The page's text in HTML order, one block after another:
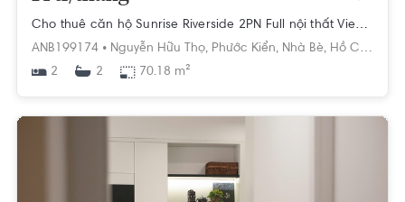
Cho thuê căn hộ Sunrise Riverside 2PN Full nội thất View siêu đẹp
ANB199174 • Nguyễn Hữu Thọ, Phước Kiển, Nhà Bè, Hồ Chí Minh
2
2 70.18 m²